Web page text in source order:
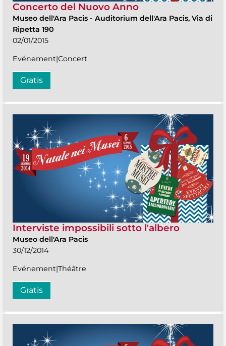
Concerto del Nuovo Anno
Museo dell'Ara Pacis - Auditorium dell'Ara Pacis, Via di
Ripetta 190
02/01/2015
Evénement|Concert
Gratis
Interviste impossibili sotto l'albero
Museo dell'Ara Pacis
30/12/2014
Evénement|Théâtre
Gratis